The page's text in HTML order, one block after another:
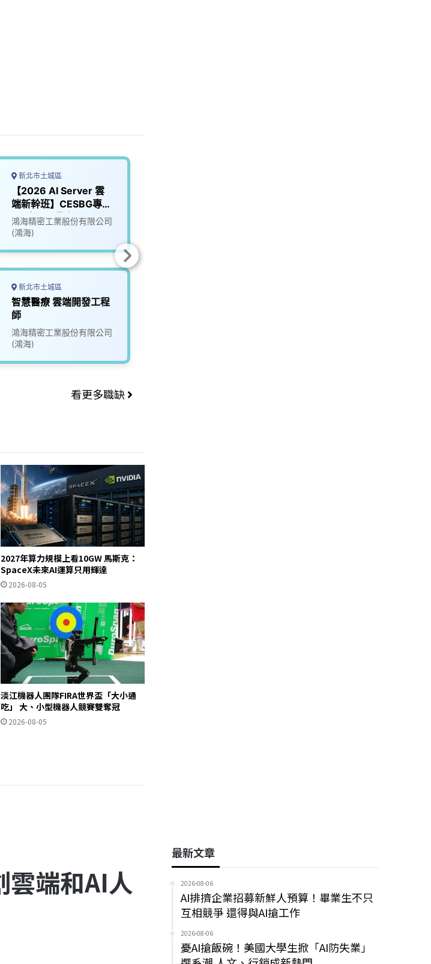
新北市土城區
【2026 AI Server 雲
端新幹班】CESBG專
區-應屆畢業生
鴻海精密工業股份有限公司
(鴻海)
新北市土城區
智慧醫療 雲端開發工程
師
鴻海精密工業股份有限公司
(鴻海)
看更多職缺
2027年算力規模上看10GW 馬斯克：
SpaceX未來AI運算只用輝達
2026-08-05
淡江機器人團隊FIRA世界盃「大小通
吃」 大、小型機器人競賽雙奪冠
2026-08-05